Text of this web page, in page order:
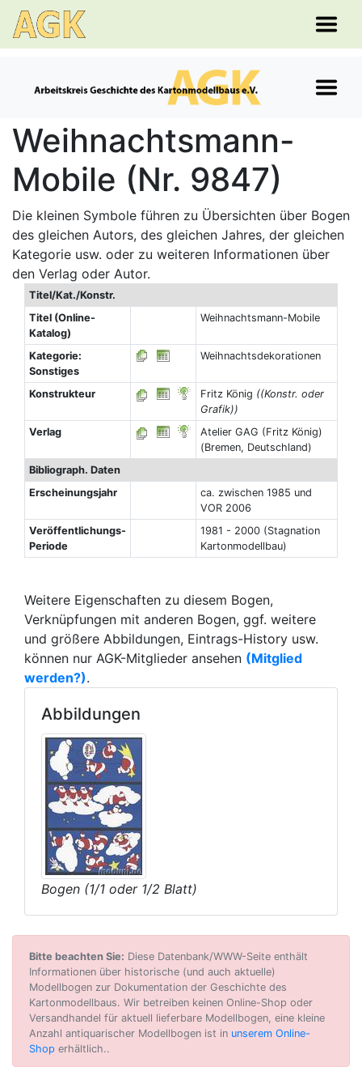
Weihnachtsmann-
Mobile (Nr. 9847)
Die kleinen Symbole führen zu Übersichten über Bogen
des gleichen Autors, des gleichen Jahres, der gleichen
Kategorie usw. oder zu weiteren Informationen über
den Verlag oder Autor.
Titel/Kat./Konstr.
Titel (Online-
Katalog)
Weihnachtsmann-Mobile
Kategorie:
Sonstiges
Weihnachtsdekorationen
Konstrukteur Fritz König ((Konstr. oder
Grafik))
Verlag
Atelier GAG (Fritz König)
(Bremen, Deutschland)
Bibliograph. Daten
Erscheinungsjahr
ca. zwischen 1985 und
VOR 2006
Veröffentlichungs-
Periode
1981 - 2000 (Stagnation
Kartonmodellbau)
Weitere Eigenschaften zu diesem Bogen,
Verknüpfungen mit anderen Bogen, ggf. weitere
und größere Abbildungen, Eintrags-History usw.
können nur AGK-Mitglieder ansehen (Mitglied
werden?).
Abbildungen
Bogen (1/1 oder 1/2 Blatt)
Bitte beachten Sie: Diese Datenbank/WWW-Seite enthält
Informationen über historische (und auch aktuelle)
Modellbogen zur Dokumentation der Geschichte des
Kartonmodellbaus. Wir betreiben keinen Online-Shop oder
Versandhandel für aktuell lieferbare Modellbogen, eine kleine
Anzahl antiquarischer Modellbogen ist in unserem Online-
Shop erhältlich..